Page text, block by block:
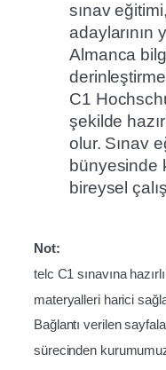
sınav
adaylarının
Almanca
C1
şekilde
olur. Sınav
bünyesinde
bireysel
Not:
telc C1 sınavına
materyalleri harici
Bağlantı verilen
sürecinden